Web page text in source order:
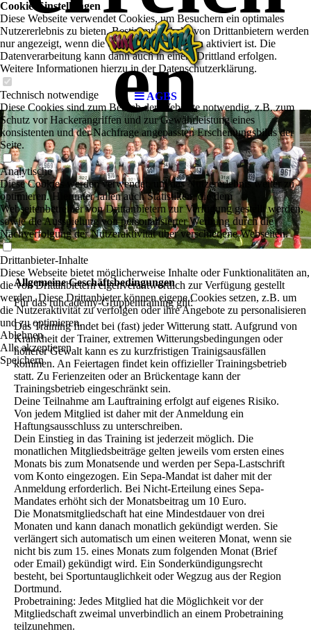
AGBS
en
Allgemeine Geschäftsbedingungen
Für das runcademy-Gruppentraining gilt:
Das Training findet bei (fast) jeder Witterung statt. Aufgrund von
Krankheit der Trainer, extremen Witterungsbedingungen oder
höherer Gewalt kann es zu kurzfristigen Trainigsausfällen
kommen. An Feiertagen findet kein offizieller Trainingsbetrieb
statt. Zu Ferienzeiten oder an Brückentage kann der
Trainingsbetrieb eingeschränkt sein.
Deine Teilnahme am Lauftraining erfolgt auf eigenes Risiko.
Von jedem Mitglied ist daher mit der Anmeldung ein
Haftungsausschluss zu unterschreiben.
Dein Einstieg in das Training ist jederzeit möglich. Die
monatlichen Mitgliedsbeiträge gelten jeweils vom ersten eines
Monats bis zum Monatsende und werden per Sepa-Lastschrift
vom Konto eingezogen. Ein Sepa-Mandat ist daher mit der
Anmeldung erforderlich. Bei Nicht-Erteilung eines Sepa-
Mandates erhöht sich der Monatsbeitrag um 10 Euro.
Die Monatsmitgliedschaft hat eine Mindestdauer von drei
Monaten und kann danach monatlich gekündigt werden. Sie
verlängert sich automatisch um einen weiteren Monat, wenn sie
nicht bis zum 15. eines Monats zum folgenden Monat (Brief
oder Email) gekündigt wird. Ein Sonderkündigungsrecht
besteht, bei Sportuntauglichkeit oder Wegzug aus der Region
Dortmund.
Probetraining: Jedes Mitglied hat die Möglichkeit vor der
Mitgliedschaft zweimal unverbindlich an einem Probetraining
teilzunehmen.
Cookie-Einstellungen
Diese Webseite verwendet Cookies, um Besuchern ein optimales
Nutzererlebnis zu bieten. Bestimmte Inhalte von Drittanbietern werden
nur angezeigt, wenn die entsprechende Option aktiviert ist. Die
Datenverarbeitung kann dann auch in einem Drittland erfolgen.
Weitere Informationen hierzu in der Datenschutzerklärung.
Technisch notwendige
Diese Cookies sind zum Betrieb der Webseite notwendig, z.B. zum
Schutz vor Hackerangriffen und zur Gewährleistung eines
konsistenten und der Nachfrage angepassten Erscheinungsbilds der
Seite.
Analytische
Diese Cookies werden verwendet, um das Nutzererlebnis weiter zu
optimieren. Hierunter fallen auch Statistiken, die dem
Webseitenbetreiber von Drittanbietern zur Verfügung gestellt werden,
sowie die Ausspielung von personalisierter Werbung durch die
Nachverfolgung der Nutzeraktivität über verschiedene Webseiten.
Drittanbieter-Inhalte
Diese Webseite bietet möglicherweise Inhalte oder Funktionalitäten an,
die von Drittanbietern eigenverantwortlich zur Verfügung gestellt
werden. Diese Drittanbieter können eigene Cookies setzen, z.B. um
die Nutzeraktivität zu verfolgen oder ihre Angebote zu personalisieren
und zu optimieren.
Ablehnen
Alle akzeptieren
Speichern